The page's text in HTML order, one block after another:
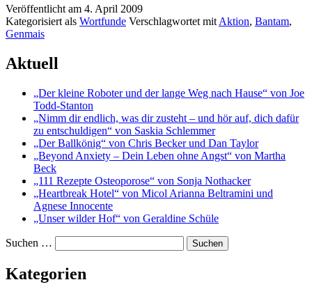
Veröffentlicht am 4. April 2009
Kategorisiert als Wortfunde Verschlagwortet mit Aktion, Bantam,
Genmais
Aktuell
„Der kleine Roboter und der lange Weg nach Hause“ von Joe
Todd-Stanton
„Nimm dir endlich, was dir zusteht – und hör auf, dich dafür
zu entschuldigen“ von Saskia Schlemmer
„Der Ballkönig“ von Chris Becker und Dan Taylor
„Beyond Anxiety – Dein Leben ohne Angst“ von Martha
Beck
„111 Rezepte Osteoporose“ von Sonja Nothacker
„Heartbreak Hotel“ von Micol Arianna Beltramini und
Agnese Innocente
„Unser wilder Hof“ von Geraldine Schüle
Suchen …
Kategorien